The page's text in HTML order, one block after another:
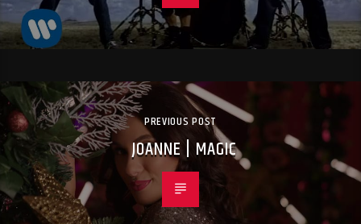
PREVIOUS POST
JOANNE | MAGIC